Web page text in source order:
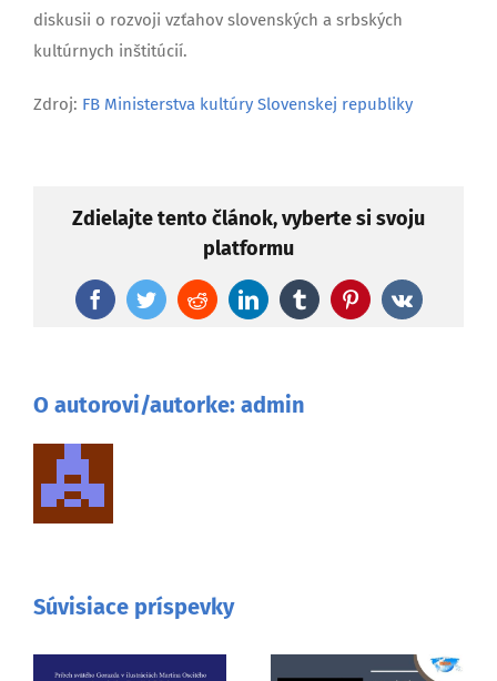
diskusii o rozvoji vzťahov slovenských a srbských
kultúrnych inštitúcií.
Zdroj: FB Ministerstva kultúry Slovenskej republiky
Zdielajte tento článok, vyberte si svoju
platformu
FacebookTwitterRedditLinkedInTumblr Pinterest
Vk
O autorovi/autorke: admin
Súvisiace príspevky